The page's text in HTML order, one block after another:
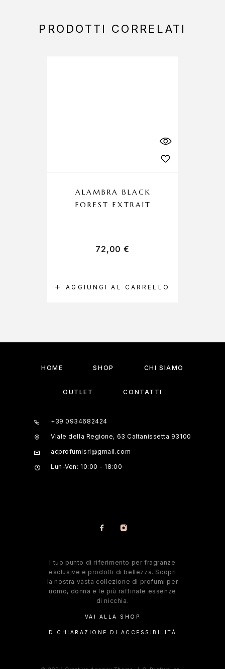
PRODOTTI CORRELATI
AGGIUNGI AL CARRELLO
ALAMBRA BLACK
FOREST EXTRAIT
72,00 €
HOME SHOP CHI SIAMO
OUTLET CONTATTI
+39 0934682424
Viale della Regione, 63 Caltanissetta 93100
acprofumisrl@gmail.com
Lun-Ven: 10:00 - 18:00
l tuo punto di riferimento per fragranze
esclusive e prodotti di bellezza. Scopri
la nostra vasta collezione di profumi per
uomo, donna e le più raffinate essenze
di nicchia.
VAI ALLA SHOP
DICHIARAZIONE DI ACCESSIBILITÀ